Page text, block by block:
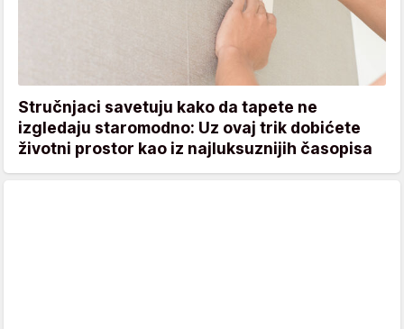
Stručnjaci savetuju kako da tapete ne
izgledaju staromodno: Uz ovaj trik dobićete
životni prostor kao iz najluksuznijih časopisa